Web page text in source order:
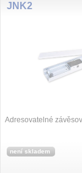
JNK2
Adresovatelné
není skladem